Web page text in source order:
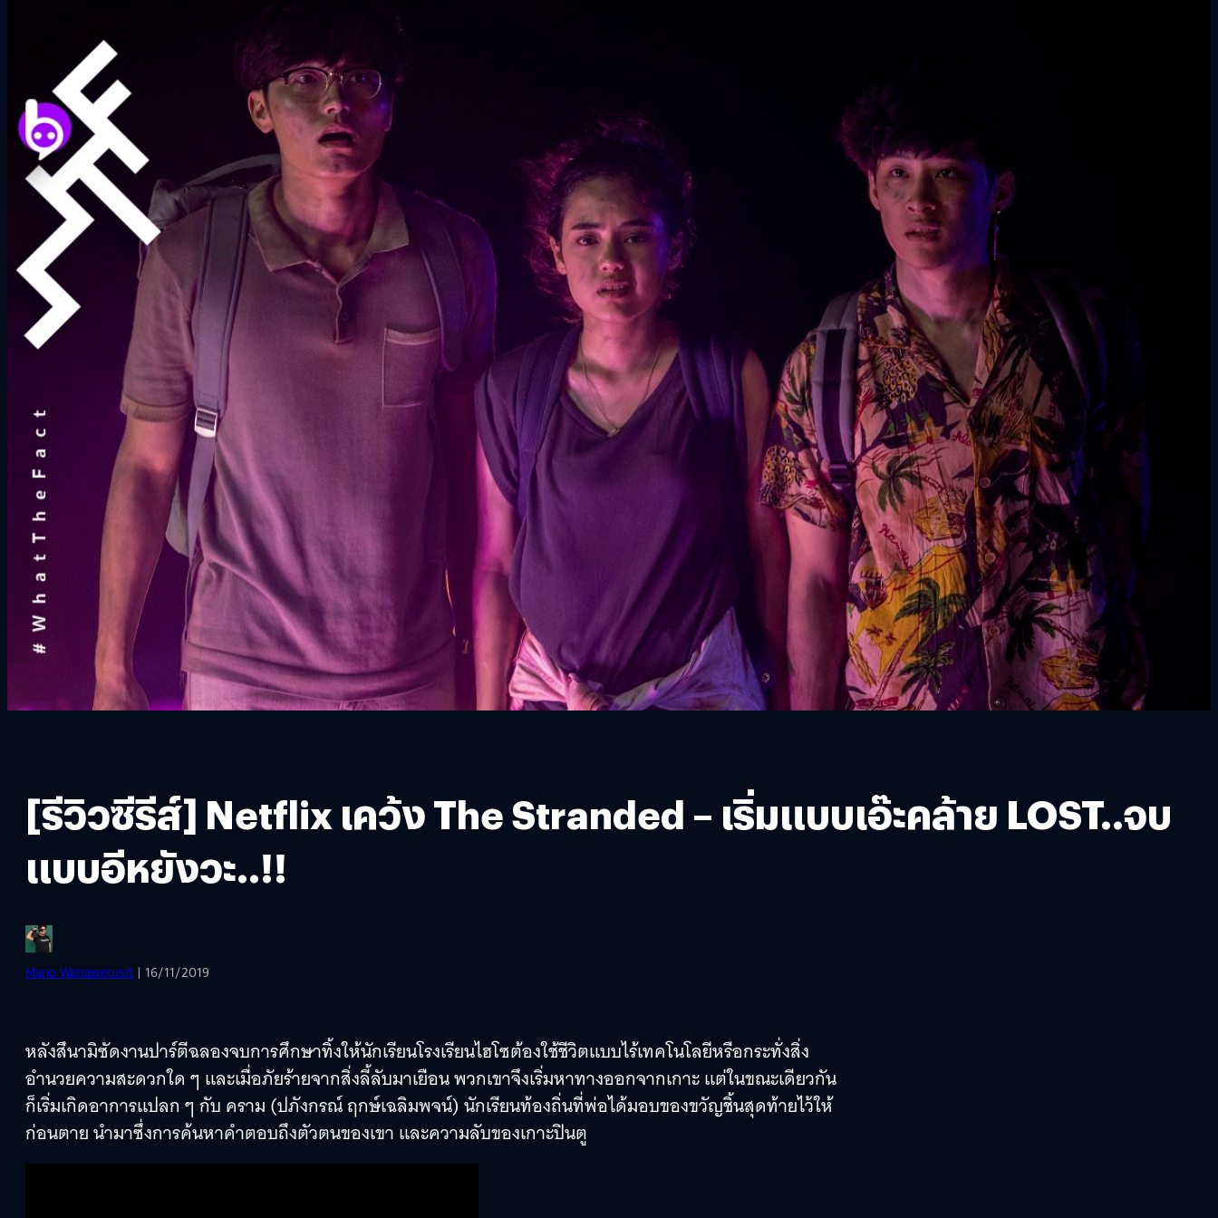
[รีวิวซีรีส์] Netflix เคว้ง The Stranded – เริ่มแบบเอ๊ะคล้าย LOST..จบ
แบบอีหยังวะ..!!
Mano Wanawerusit | 16/11/2019
หลังสึนามิซัดงานปาร์ตีฉลองจบการศึกษาทิ้งให้นักเรียนโรงเรียนไฮโซต้องใช้ชีวิตแบบไร้เทคโนโลยีหรือกระทั่งสิ่ง
อำนวยความสะดวกใด ๆ และเมื่อภัยร้ายจากสิ่งลี้ลับมาเยือน พวกเขาจึงเริ่มหาทางออกจากเกาะ แต่ในขณะเดียวกัน
ก็เริ่มเกิดอาการแปลก ๆ กับ คราม (ปภังกรณ์ ฤกษ์เฉลิมพจน์) นักเรียนท้องถิ่นที่พ่อได้มอบของขวัญชิ้นสุดท้ายไว้ให้
ก่อนตาย นำมาซึ่งการค้นหาคำตอบถึงตัวตนของเขา และความลับของเกาะปินตู